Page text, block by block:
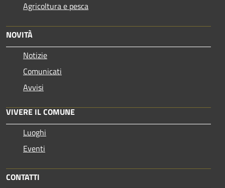
Agricoltura e pesca
NOVITÀ
Notizie
Comunicati
Avvisi
VIVERE IL COMUNE
Luoghi
Eventi
CONTATTI